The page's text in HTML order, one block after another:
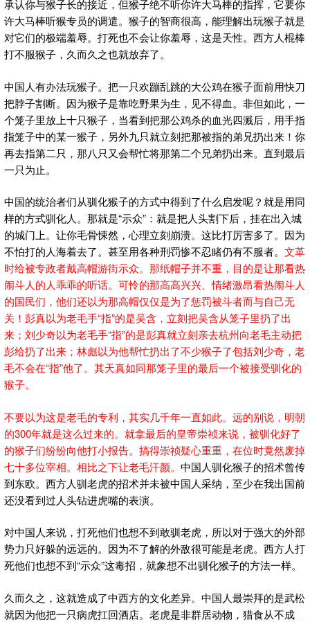
承认你与猴子长的接近，但猴子绝不听你许大马棒的指挥，它要你
许大马棒听猴专员的调遣。猴子的智商很高，能理解出玩猴子就是
对它们的极端羞辱。打死也不会让你羞辱，这是天性。西方人棍棒
打不服猴子，久而久之也就放弃了。
中国人有办法玩猴子。把一只欢蹦乱跳的大公鸡在猴子面前用快刀
把脖子割断。因为猴子是靠吃野果为生，见不得血。非但如此，一
个笼子里放上十只猴子，当看到把那公鸡杀的血光四溅后，用手指
指笼子中的某一猴子，另外九只就立刻把那被指的弟兄扔出来！你
再去指第二只，那八只又会帮忙将那第二个兄弟扔出来。直到最后
一只为止。
中国的统治者们从驯化猴子的方式中得到了什么启发呢？就是用同
样的方式驯化人。那就是“示众”：就是把人头割下后，挂在出入城
的城门上。让你毛骨悚然，心理立刻崩溃。这比打厉害多了。因为
不怕打的人海着去了。甚至用各种刑罚惨不忍睹仍有不服者。 文革
时给被专政者戴高帽游街示众。那纸帽子并不重，目的是让那看热
闹斗人的人乖乖的听话。可怜的那高高兴兴、情绪激昂看热闹斗人
的国民们，他们还以为那高帽仅仅是为了惩罚被斗者而与自己无
关！彭真以为老毛手“指”的是吴含，立刻把吴含从笼子里扔了出
来；刘少奇以为老毛手“指”的是彭真就立刻亲去杭州向老毛主动把
彭给扔了出来；林彪以为他帮忙扔出了不少猴子了包括刘少奇，老
毛不会在“指”他了。其天真如同那笼子里的最后一个被接受驯化的
猴子。
不要以为这是老毛的专利，其实几千年一直如此。远的别说，明朝
的300年就是这么过来的。就拿最后的皇帝崇祯来说，被驯化好了
的猴子们纷纷向他打小报告。搞得崇祯疑心重重，在位时竟然废掉
七十多位宰相。相比之下让老毛汗颜。 中国人驯化猴子的招术曾传
到东欧。西方人驯老虎的招术并未被中国人采纳，至少在我出国前
还没看到过人头钻进虎嘴的表演。
对中国人来说，打死他们也想不到敢驯老虎，所以对于强大的外部
势力只好躲的远远的。因为不了解的外敌很可能是老虎。西方人打
死他们也想不到“示众”这毒招，就象想不出驯化猴子的方法一样。
久而久之，这就造成了中西方的文化差异。中国人最崇拜的是武松
就因为他把一只病虎扛回酒店。老虎是非群居动物，猎食从不成